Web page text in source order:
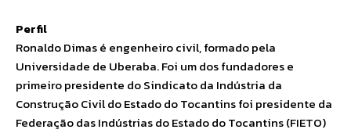
Perfil
Ronaldo Dimas é engenheiro civil, formado pela
Universidade de Uberaba. Foi um dos fundadores e
primeiro presidente do Sindicato da Indústria da
Construção Civil do Estado do Tocantins foi presidente da
Federação das Indústrias do Estado do Tocantins (FIETO)